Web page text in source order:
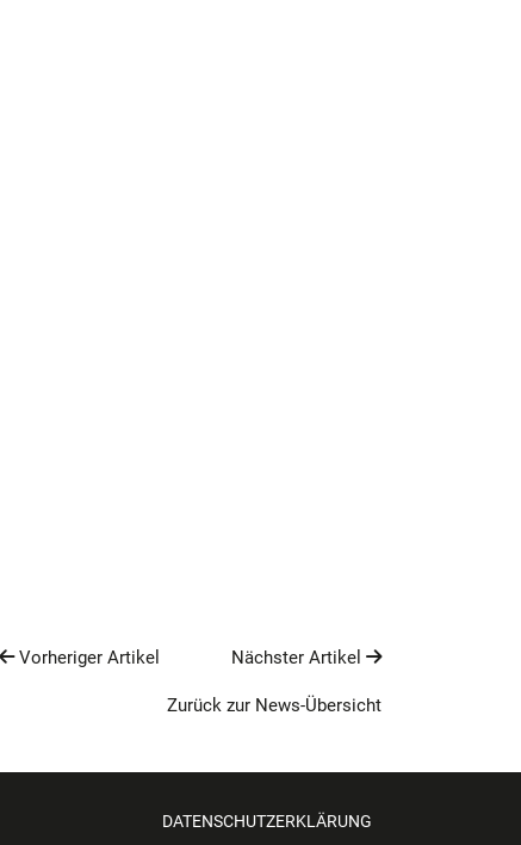
Vorheriger Artikel Nächster Artikel
Zurück zur News-Übersicht
DATENSCHUTZERKLÄRUNG